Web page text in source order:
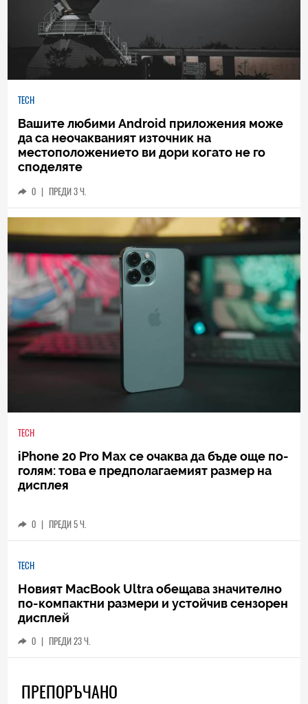
TECH
Вашите любими Android приложения може
да са неочакваният източник на
местоположението ви дори когато не го
споделяте
0 | ПРЕДИ 3 Ч.
TECH
iPhone 20 Pro Max се очаква да бъде още по-
голям: това е предполагаемият размер на
дисплея
0 | ПРЕДИ 5 Ч.
TECH
Новият MacBook Ultra обещава значително
по-компактни размери и устойчив сензорен
дисплей
0 | ПРЕДИ 23 Ч.
ПРЕПОРЪЧАНО